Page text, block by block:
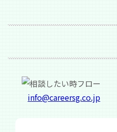
info@careersg.co.jp